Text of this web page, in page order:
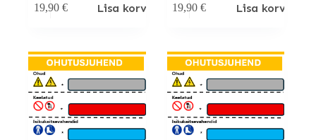
19,90 € Lisa korvi 19,90€ Lisa korvi